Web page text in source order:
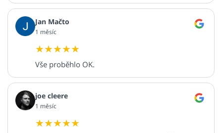
Jan Mačto
1 měsíc
Vše proběhlo OK.
joe cleere
1 měsíc